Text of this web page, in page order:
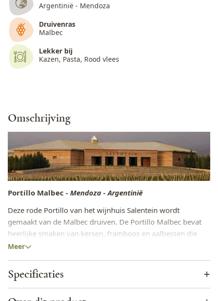
Lekker bij
Kazen, Pasta, Rood vlees
Argentinië - Mendoza
Druivenras
Malbec
Omschrijving
Portillo Malbec - Mendoza - Argentinië
Deze rode Portillo van het wijnhuis Salentein wordt
gemaakt van de Malbec druiven. De Portillo Malbec bevat
heerlijke smaken van kersen, framboos en aalbessen die
bijeen komen in deze donkerpaarse rode wijn. Deze wijn uit
kaneel.
De lekkerste eettips in combinatie met de Portillo
Meer
Specificaties
Wijnhuis